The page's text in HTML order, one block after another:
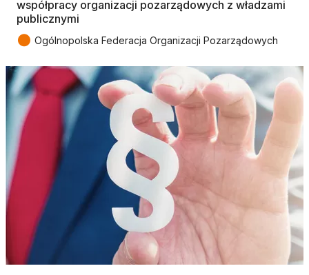
współpracy organizacji pozarządowych z władzami
publicznymi
● Ogólnopolska Federacja Organizacji Pozarządowych